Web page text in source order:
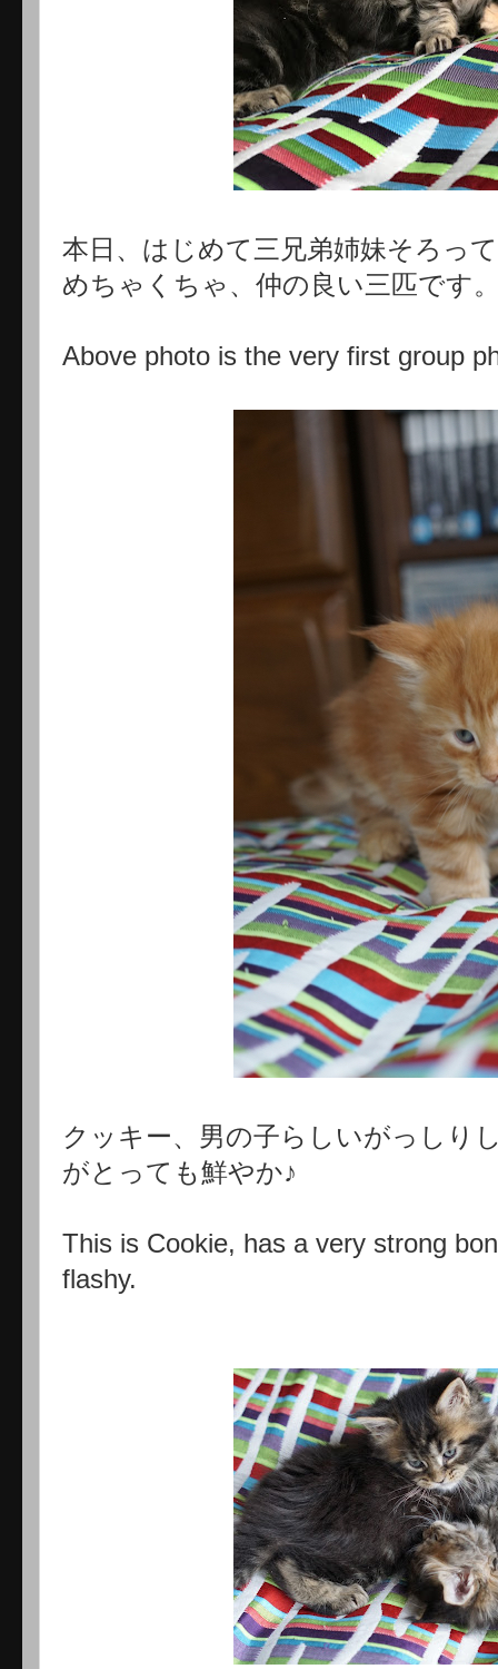
本日、はじめて三兄弟姉妹そろっ
めちゃくちゃ、仲の良い三匹です
Above photo is the very first group
クッキー、男の子らしいがっしり
がとっても鮮やか♪
This is Cookie, has a very strong
flashy.